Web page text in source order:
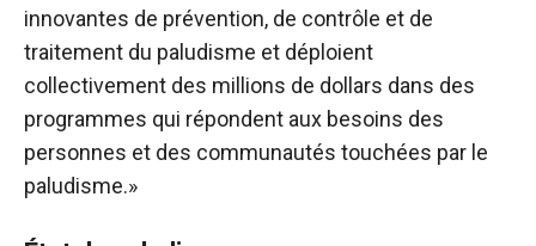
innovantes de prévention, de contrôle et de
traitement du paludisme et déploient
collectivement des millions de dollars dans des
programmes qui répondent aux besoins des
personnes et des communautés touchées par le
paludisme.»